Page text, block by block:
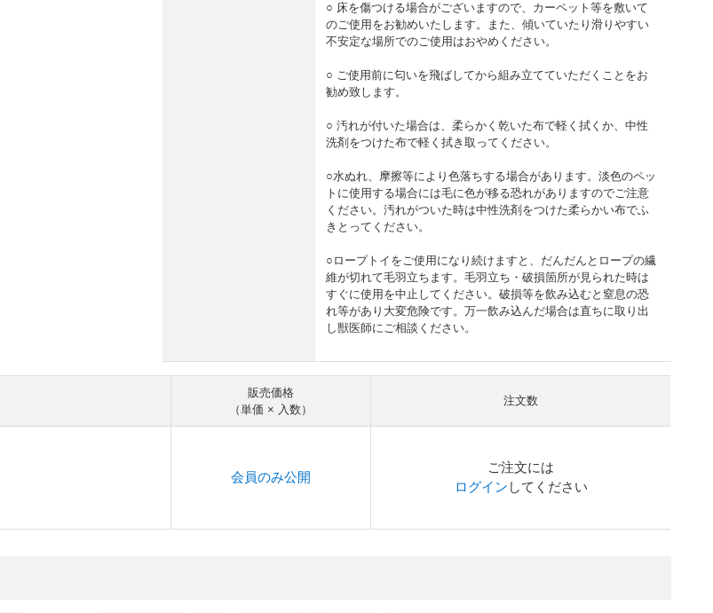
○ 床を傷つける場合がございますので、カーペット等を敷いて
のご使用をお勧めいたします。また、傾いていたり滑りやすい
不安定な場所でのご使用はおやめください。
○ ご使用前に匂いを飛ばしてから組み立てていただくことをお
勧め致します。
○ 汚れが付いた場合は、柔らかく乾いた布で軽く拭くか、中性
洗剤をつけた布で軽く拭き取ってください。
○水ぬれ、摩擦等により色落ちする場合があります。淡色のペッ
トに使用する場合には毛に色が移る恐れがありますのでご注意
ください。汚れがついた時は中性洗剤をつけた柔らかい布でふ
きとってください。
○ロープトイをご使用になり続けますと、だんだんとロープの繊
維が切れて毛羽立ちます。毛羽立ち・破損箇所が見られた時は
すぐに使用を中止してください。破損等を飲み込むと窒息の恐
れ等があり大変危険です。万一飲み込んだ場合は直ちに取り出
し獣医師にご相談ください。
販売価格
（単価 × 入数）
注文数
会員のみ公開
ご注文には
ログイン してください